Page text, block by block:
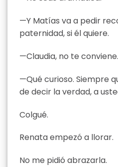
—Y Matías va a pedir
paternidad, si él quiere.
—Claudia, no te conviene.
—Qué curioso. Siempre
de decir la verdad, a
Colgué.
Renata empezó a llorar.
No me pidió abrazarla.